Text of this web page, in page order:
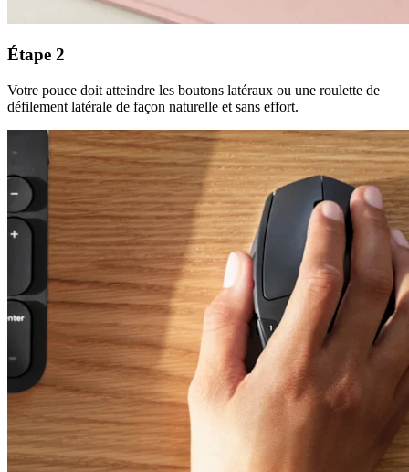
Étape 2
Votre pouce doit atteindre les boutons latéraux ou une roulette de
défilement latérale de façon naturelle et sans effort.